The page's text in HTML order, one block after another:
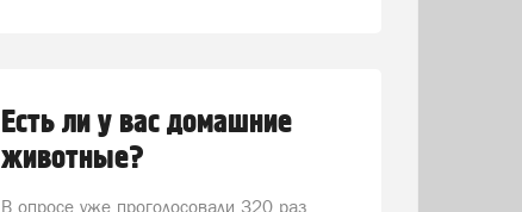
Есть ли у вас домашние
животные?
В опросе уже проголосовали 320 раз